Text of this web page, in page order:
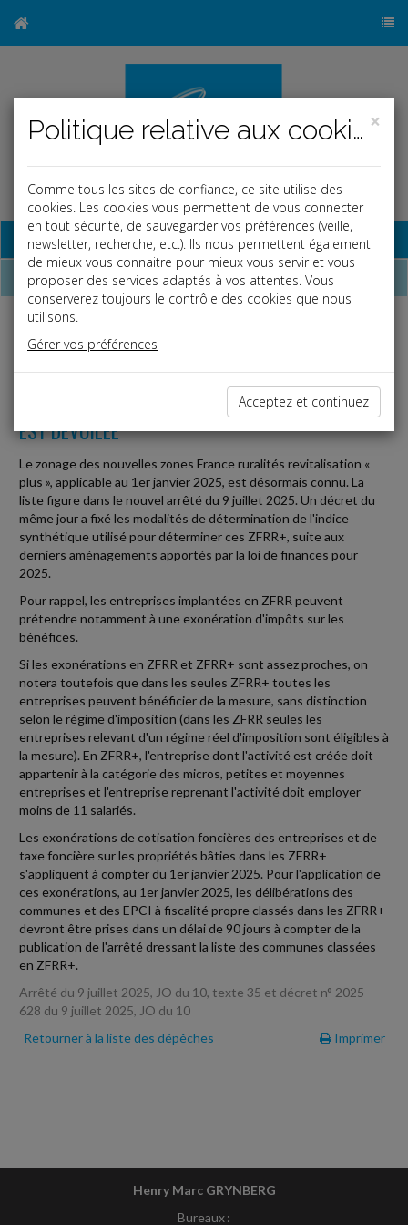
Base documentaire
Dépêches
Fiscal TPE
Date: 2025-07-29
LA LISTE DES COMMUNES CLASSÉES EN ZFRR +
EST DÉVOILÉE
Le zonage des nouvelles zones France ruralités revitalisation «
plus », applicable au 1er janvier 2025, est désormais connu. La
liste figure dans le nouvel arrêté du 9 juillet 2025. Un décret du
même jour a fixé les modalités de détermination de l'indice
synthétique utilisé pour déterminer ces ZFRR+, suite aux
derniers aménagements apportés par la loi de finances pour
2025.
Pour rappel, les entreprises implantées en ZFRR peuvent
prétendre notamment à une exonération d'impôts sur les
bénéfices.
Si les exonérations en ZFRR et ZFRR+ sont assez proches, on
notera toutefois que dans les seules ZFRR+ toutes les
entreprises peuvent bénéficier de la mesure, sans distinction
selon le régime d'imposition (dans les ZFRR seules les
entreprises relevant d'un régime réel d'imposition sont éligibles à
la mesure). En ZFRR+, l'entreprise dont l'activité est créée doit
appartenir à la catégorie des micros, petites et moyennes
entreprises et l'entreprise reprenant l'activité doit employer
moins de 11 salariés.
Les exonérations de cotisation foncières des entreprises et de
taxe foncière sur les propriétés bâties dans les ZFRR+
s'appliquent à compter du 1er janvier 2025. Pour l'application de
ces exonérations, au 1er janvier 2025, les délibérations des
communes et des EPCI à fiscalité propre classés dans les ZFRR+
devront être prises dans un délai de 90 jours à compter de la
publication de l'arrêté dressant la liste des communes classées
en ZFRR+.
Arrêté du 9 juillet 2025, JO du 10, texte 35 et décret n° 2025-
628 du 9 juillet 2025, JO du 10
Retourner à la liste des dépêches
Imprimer
Henry Marc GRYNBERG
Bureaux :
×
Politique relative aux cookies
Comme tous les sites de confiance, ce site utilise des
cookies. Les cookies vous permettent de vous connecter
en tout sécurité, de sauvegarder vos préférences (veille,
newsletter, recherche, etc.). Ils nous permettent également
de mieux vous connaitre pour mieux vous servir et vous
proposer des services adaptés à vos attentes. Vous
conserverez toujours le contrôle des cookies que nous
utilisons.
Gérer vos préférences
Acceptez et continuez